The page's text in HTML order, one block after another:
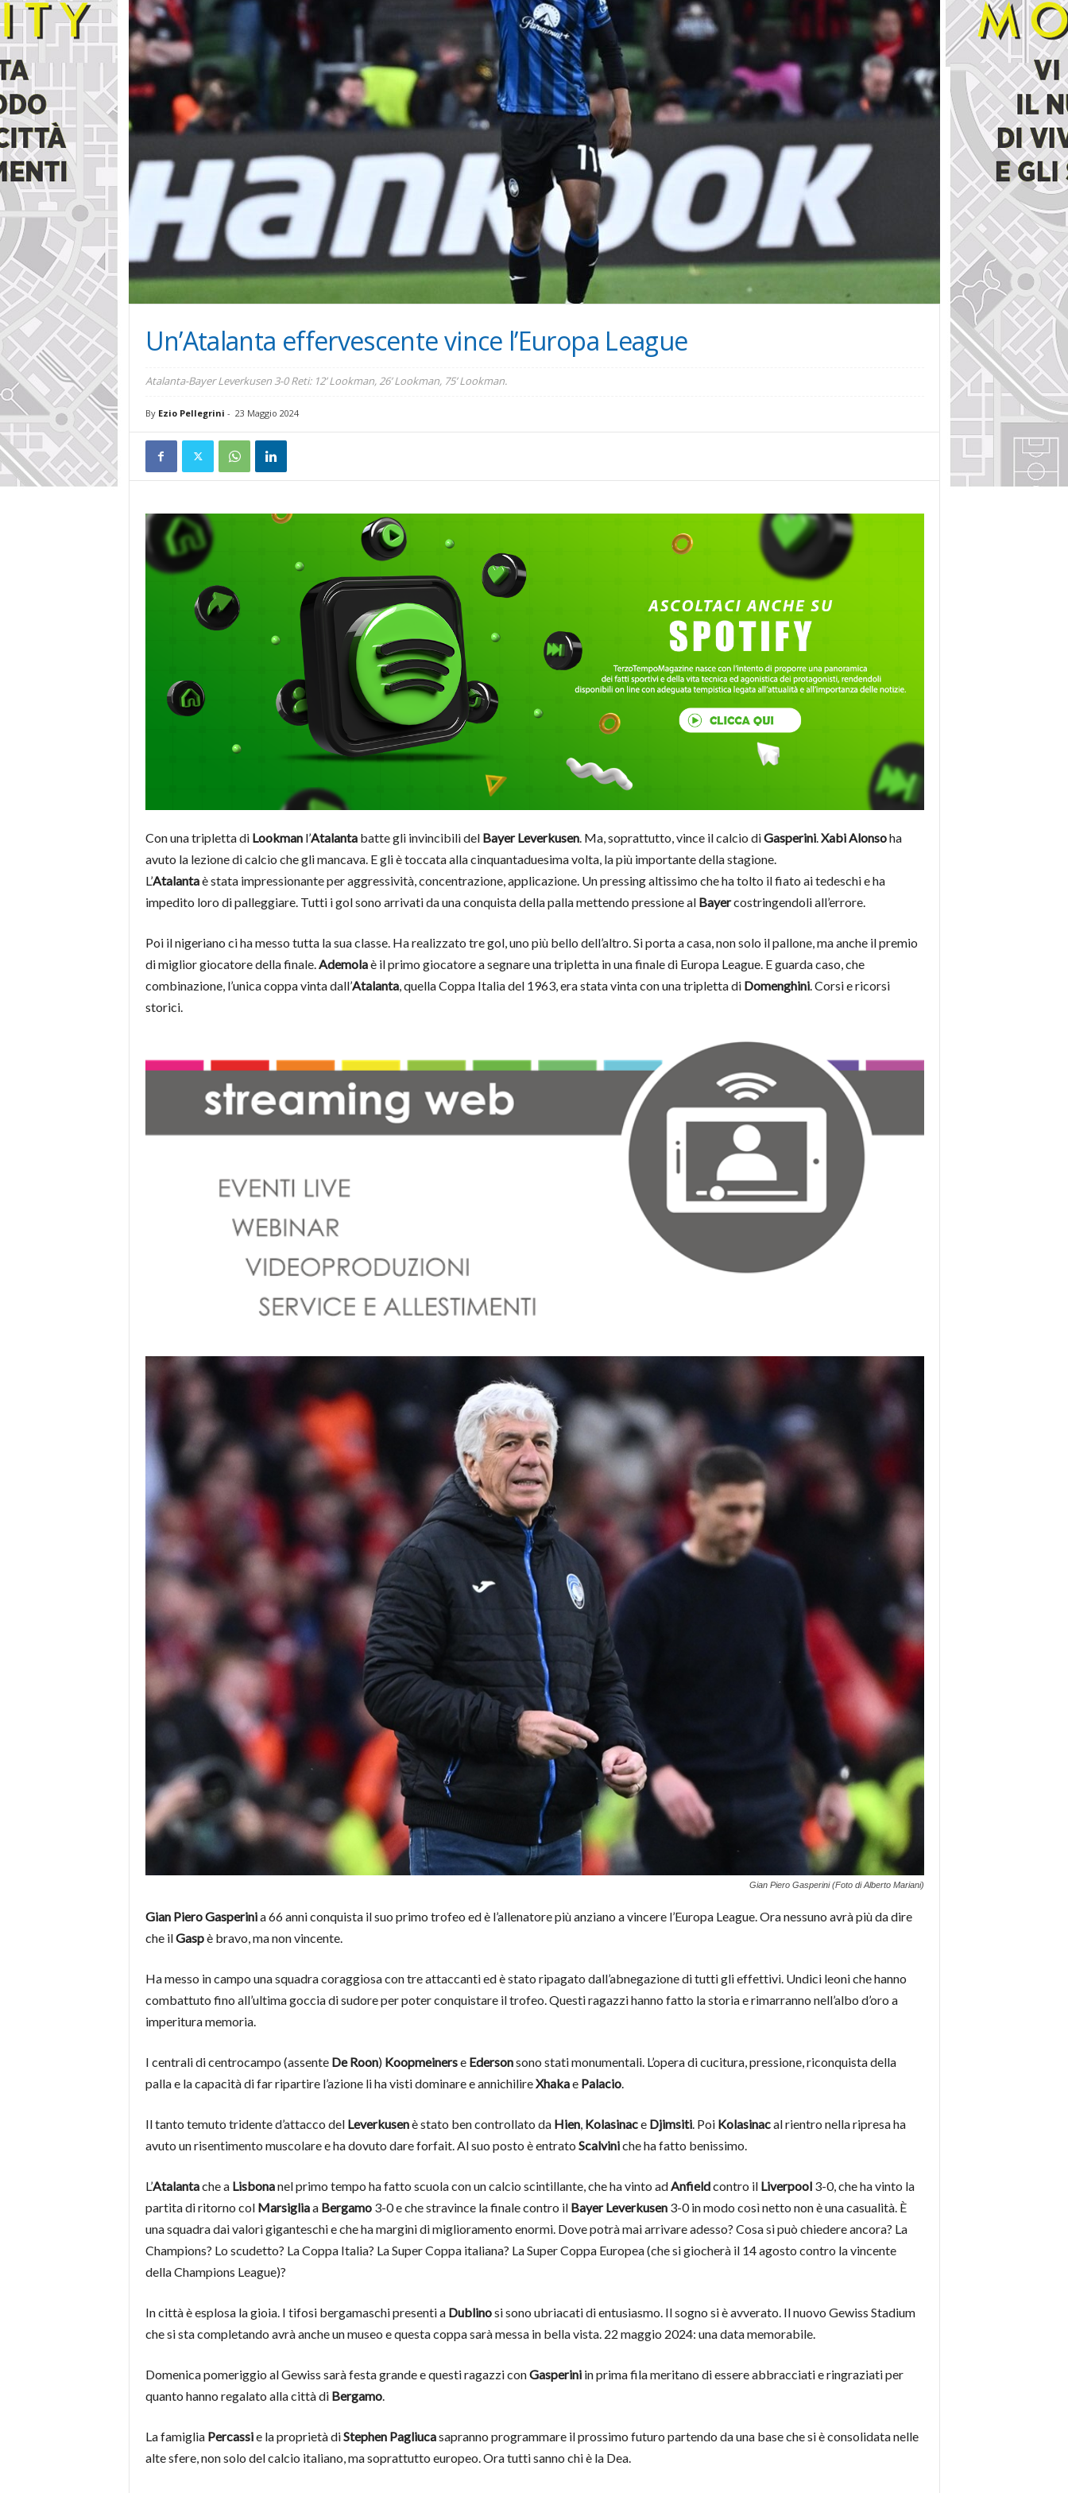
i
n
e
Un’Atalanta effervescente vince l’Europa League
Atalanta-Bayer Leverkusen 3-0 Reti: 12’ Lookman, 26’ Lookman, 75’ Lookman.
By Ezio Pellegrini - 23 Maggio 2024
Con una tripletta di Lookmanl’Atalantabatte gli invincibili del Bayer Leverkusen. Ma, soprattutto, vince il calcio diGasperini.Xabi Alonsoha
avuto la lezione di calcio che gli mancava. E gli è toccata alla cinquantaduesima volta, la più importante della stagione.
L’Atalantaè stata impressionante per aggressività, concentrazione, applicazione. Un pressing altissimo che ha tolto il fiato ai tedeschi e ha
impedito loro di palleggiare. Tutti i gol sono arrivati da una conquista della palla mettendo pressione al Bayercostringendoli all’errore.
Poi il nigeriano ci ha messo tutta la sua classe. Ha realizzato tre gol, uno più bello dell’altro. Si porta a casa, non solo il pallone, ma anche il premio
di miglior giocatore della finale.Ademolaè il primo giocatore a segnare una tripletta in una finale di Europa League. E guarda caso, che
combinazione, l’unica coppa vinta dall’Atalanta, quella Coppa Italia del 1963, era stata vinta con una tripletta di Domenghini. Corsi e ricorsi
storici.
Gian Piero Gasperini (Foto di Alberto Mariani)
Gian Piero Gasperinia 66 anni conquista il suo primo trofeo ed è l’allenatore più anziano a vincere l’Europa League. Ora nessuno avrà più da dire
che ilGaspè bravo, ma non vincente.
Ha messo in campo una squadra coraggiosa con tre attaccanti ed è stato ripagato dall’abnegazione di tutti gli effettivi. Undici leoni che hanno
combattuto fino all’ultima goccia di sudore per poter conquistare il trofeo. Questi ragazzi hanno fatto la storia e rimarranno nell’albo d’oro a
imperitura memoria.
I centrali di centrocampo (assente De Roon) Koopmeinerse Edersonsono stati monumentali. L’opera di cucitura, pressione, riconquista della
palla e la capacità di far ripartire l’azione li ha visti dominare e annichilireXhakae Palacio.
Il tanto temuto tridente d’attacco del Leverkusenè stato ben controllato da Hien, Kolasinace Djimsiti. Poi Kolasinacal rientro nella ripresa ha
avuto un risentimento muscolare e ha dovuto dare forfait. Al suo posto è entrato Scalviniche ha fatto benissimo.
L’Atalantache a Lisbonanel primo tempo ha fatto scuola con un calcio scintillante, che ha vinto adAnfieldcontro il Liverpool3-0, che ha vinto la
partita di ritorno col Marsigliaa Bergamo3-0 e che stravince la finale contro il Bayer Leverkusen3-0 in modo così netto non è una casualità. È
una squadra dai valori giganteschi e che ha margini di miglioramento enormi. Dove potrà mai arrivare adesso? Cosa si può chiedere ancora? La
Champions? Lo scudetto? La Coppa Italia? La Super Coppa italiana? La Super Coppa Europea (che si giocherà il 14 agosto contro la vincente
della Champions League)?
In città è esplosa la gioia. I tifosi bergamaschi presenti a Dublinosi sono ubriacati di entusiasmo. Il sogno si è avverato. Il nuovo Gewiss Stadium
che si sta completando avrà anche un museo e questa coppa sarà messa in bella vista. 22 maggio 2024: una data memorabile.
Domenica pomeriggio al Gewiss sarà festa grande e questi ragazzi conGasperiniin prima fila meritano di essere abbracciati e ringraziati per
quanto hanno regalato alla città di Bergamo.
La famiglia Percassie la proprietà diStephen Pagliucasapranno programmare il prossimo futuro partendo da una base che si è consolidata nelle
alte sfere, non solo del calcio italiano, ma soprattutto europeo. Ora tutti sanno chi è la Dea.